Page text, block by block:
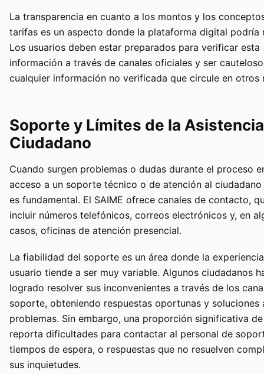
La transparencia en cuanto a los montos y los
tarifas es un aspecto donde la plataforma digital podría
Los usuarios deben estar preparados para verificar esta
información a través de canales oficiales y ser
cualquier información no verificada que circule en otros
Soporte y Límites de la
Ciudadano
Cuando surgen problemas o dudas durante el proceso
acceso a un soporte técnico o de atención al
es fundamental. El SAIME ofrece canales de contacto,
incluir números telefónicos, correos electrónicos y, en
casos, oficinas de atención presencial.
La fiabilidad del soporte es un área donde la
usuario tiende a ser muy variable. Algunos ciudadanos
logrado resolver sus inconvenientes a través de los
soporte, obteniendo respuestas oportunas y soluciones
problemas. Sin embargo, una proporción significativa
reporta dificultades para contactar al personal de
tiempos de espera, o respuestas que no resuelven
sus inquietudes.